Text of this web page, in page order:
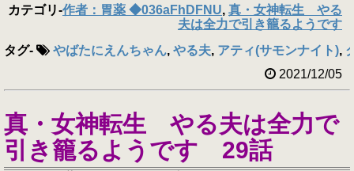
カテゴリ-作者：胃薬 ◆036aFhDFNU, 真・女神転生 やる
夫は全力で引き籠るようです
タグ- やばたにえんちゃん, やる夫, アティ(サモンナイト),
2021/12/05
真・女神転生 やる夫は全力で
引き籠るようです 29話